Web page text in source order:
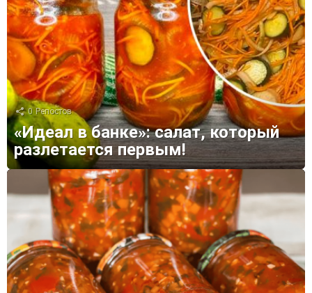
0 Репостов
«Идеал в банке»: салат, который
разлетается первым!